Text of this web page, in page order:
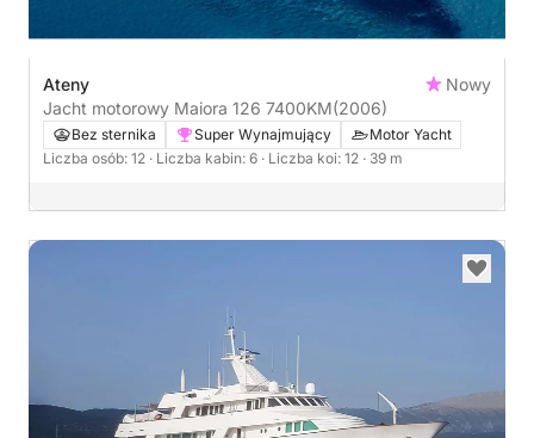
Ateny
Nowy
Jacht motorowy Maiora 126 7400KM(2006)
Bez sternika Super Wynajmujący
Motor Yacht
Liczba osób: 12 · Liczba kabin: 6 · Liczba koi: 12 · 39 m